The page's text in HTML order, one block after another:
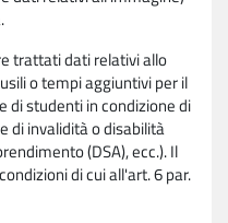
trattati dati relativi allo
o tempi aggiuntivi per il
di studenti in condizione di
di invalidità o disabilità
(DSA), ecc.). Il
di cui all'art. 6 par.